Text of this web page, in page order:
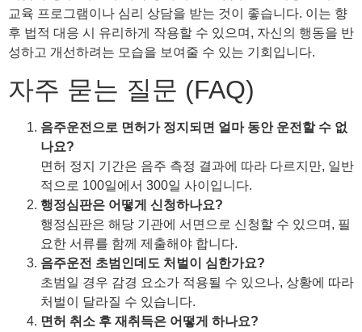
교육 프로그램이나 심리 상담을 받는 것이 좋습니다. 이는 향
후 법적 대응 시 유리하게 작용할 수 있으며, 자신의 행동을 반
성하고 개선하려는 모습을 보여줄 수 있는 기회입니다.
자주 묻는 질문 (FAQ)
음주운전으로 면허가 정지되면 얼마 동안 운전할 수 없
나요?
면허 정지 기간은 음주 측정 결과에 따라 다르지만, 일반
적으로 100일에서 300일 사이입니다.
행정심판은 어떻게 신청하나요?
행정심판은 해당 기관에 서면으로 신청할 수 있으며, 필
요한 서류를 함께 제출해야 합니다.
음주운전 초범인데도 처벌이 심한가요?
초범일 경우 감경 요소가 적용될 수 있으나, 상황에 따라
처벌이 달라질 수 있습니다.
면허 취소 후 재취득은 어떻게 하나요?